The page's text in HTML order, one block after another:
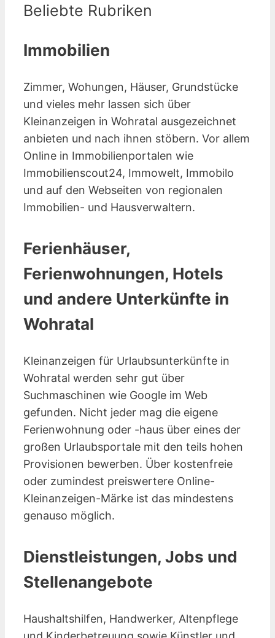
Beliebte Rubriken
Immobilien
Zimmer, Wohungen, Häuser, Grundstücke
und vieles mehr lassen sich über
Kleinanzeigen in Wohratal ausgezeichnet
anbieten und nach ihnen stöbern. Vor allem
Online in Immobilienportalen wie
Immobilienscout24, Immowelt, Immobilo
und auf den Webseiten von regionalen
Immobilien- und Hausverwaltern.
Ferienhäuser,
Ferienwohnungen, Hotels
und andere Unterkünfte in
Wohratal
Kleinanzeigen für Urlaubsunterkünfte in
Wohratal werden sehr gut über
Suchmaschinen wie Google im Web
gefunden. Nicht jeder mag die eigene
Ferienwohnung oder -haus über eines der
großen Urlaubsportale mit den teils hohen
Provisionen bewerben. Über kostenfreie
oder zumindest preiswertere Online-
Kleinanzeigen-Märke ist das mindestens
genauso möglich.
Dienstleistungen, Jobs und
Stellenangebote
Haushaltshilfen, Handwerker, Altenpflege